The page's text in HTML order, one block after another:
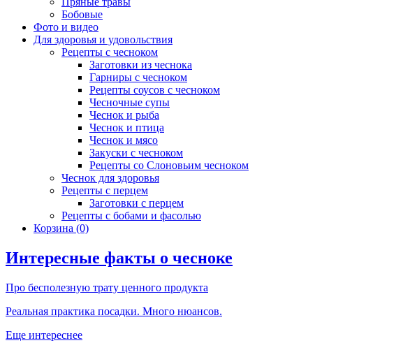
Бобовые
Фото и видео
Для здоровья и удовольствия
Рецепты с чесноком
Заготовки из чеснока
Гарниры с чесноком
Рецепты соусов с чесноком
Чесночные супы
Чеснок и рыба
Чеснок и птица
Чеснок и мясо
Закуски с чесноком
Рецепты со Слоновьим чесноком
Чеснок для здоровья
Рецепты с перцем
Заготовки с перцем
Рецепты с бобами и фасолью
Корзина (0)
Интересные факты о чесноке
Про бесполезную трату ценного продукта
Реальная практика посадки. Много нюансов.
Еще интереснее